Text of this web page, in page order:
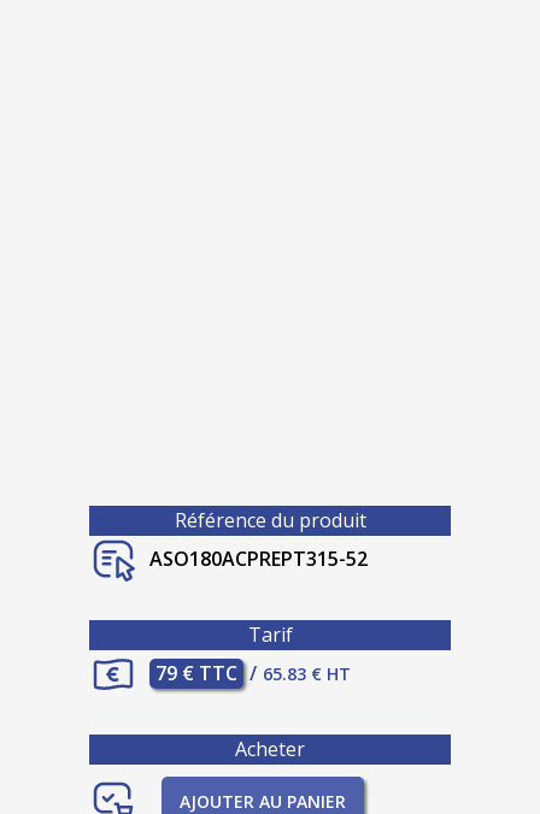
Référence du produit
ASO180ACPREPT315-52
Tarif
79 € TTC / 65.83 € HT
Acheter
AJOUTER AU PANIER